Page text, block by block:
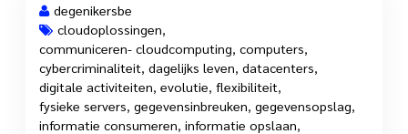
14 sep, 2023
degenikersbe
cloudoplossingen
communiceren- cloudcomputing computers
cybercriminaliteit dagelijks leven datacenters
digitale activiteiten evolutie flexibiliteit
fysieke servers gegevensinbreuken gegevensopslag
informatie consumeren informatie opslaan